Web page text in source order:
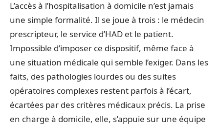
L’accès à l’hospitalisation à domicile n’est jamais
une simple formalité. Il se joue à trois : le médecin
prescripteur, le service d’HAD et le patient.
Impossible d’imposer ce dispositif, même face à
une situation médicale qui semble l’exiger. Dans les
faits, des pathologies lourdes ou des suites
opératoires complexes restent parfois à l’écart,
écartées par des critères médicaux précis. La prise
en charge à domicile, elle, s’appuie sur une équipe